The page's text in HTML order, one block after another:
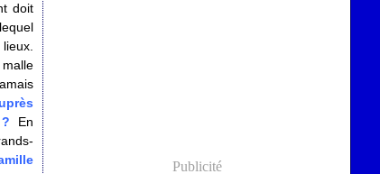
doit
En
Publicité